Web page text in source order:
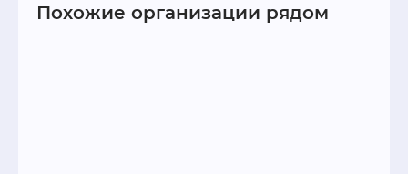
Похожие организации рядом